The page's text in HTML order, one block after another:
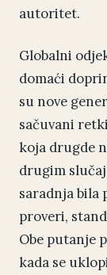
autoritet.
Globalni
domaći
su nove
sačuvani
koja drugde
drugim
saradnja bila
proveri,
Obe putanje
kada se